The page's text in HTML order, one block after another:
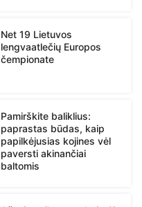
Net 19 Lietuvos
lengvaatlečių Europos
čempionate
Pamirškite baliklius:
paprastas būdas, kaip
papilkėjusias kojines vėl
paversti akinančiai
baltomis